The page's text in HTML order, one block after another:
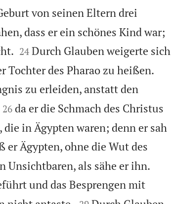
von seinen Eltern drei
dass er ein schönes Kind war;

24 Durch Glauben weigerte sich
Tochter des Pharao zu heißen.
zu erleiden, anstatt den

26 da er die Schmach des Christus
in Ägypten waren; denn er sah
er Ägypten, ohne die Wut des
Unsichtbaren, als sähe er ihn.
und das Besprengen mit